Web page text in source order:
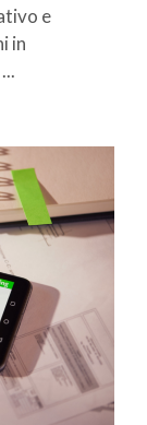
e
in